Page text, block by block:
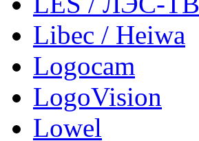
Libec / Heiwa
Logocam
LogoVision
Lowel